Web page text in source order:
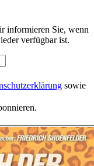
informieren Sie, wenn
verfügbar ist.
sowie